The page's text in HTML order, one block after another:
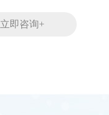
立即咨询+